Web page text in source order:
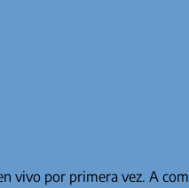
vivo por primera vez. A